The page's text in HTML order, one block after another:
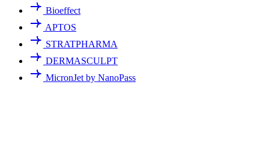
Bioeffect
APTOS
STRATPHARMA
DERMASCULPT
MicronJet by NanoPass